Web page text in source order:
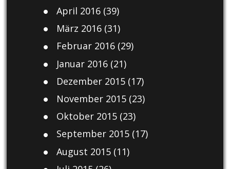
April 2016(39)
März 2016(31)
Februar 2016(29)
Januar 2016(21)
Dezember 2015(17)
November 2015(23)
Oktober 2015(23)
September 2015(17)
August 2015(11)